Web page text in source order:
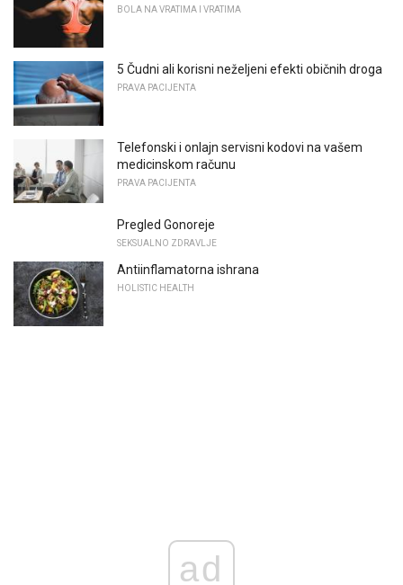
BOLA NA VRATIMA I VRATIMA
5 Čudni ali korisni neželjeni efekti običnih droga
PRAVA PACIJENTA
Telefonski i onlajn servisni kodovi na vašem
medicinskom računu
PRAVA PACIJENTA
Pregled Gonoreje
SEKSUALNO ZDRAVLJE
Antiinflamatorna ishrana
HOLISTIC HEALTH
ad